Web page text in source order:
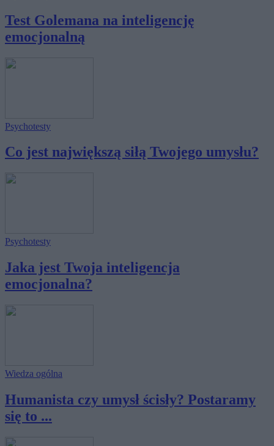
Test Golemana na inteligencję
emocjonalną
Psychotesty
Co jest największą siłą Twojego umysłu?
Psychotesty
Jaka jest Twoja inteligencja
emocjonalna?
Wiedza ogólna
Humanista czy umysł ścisły? Postaramy
się to ...